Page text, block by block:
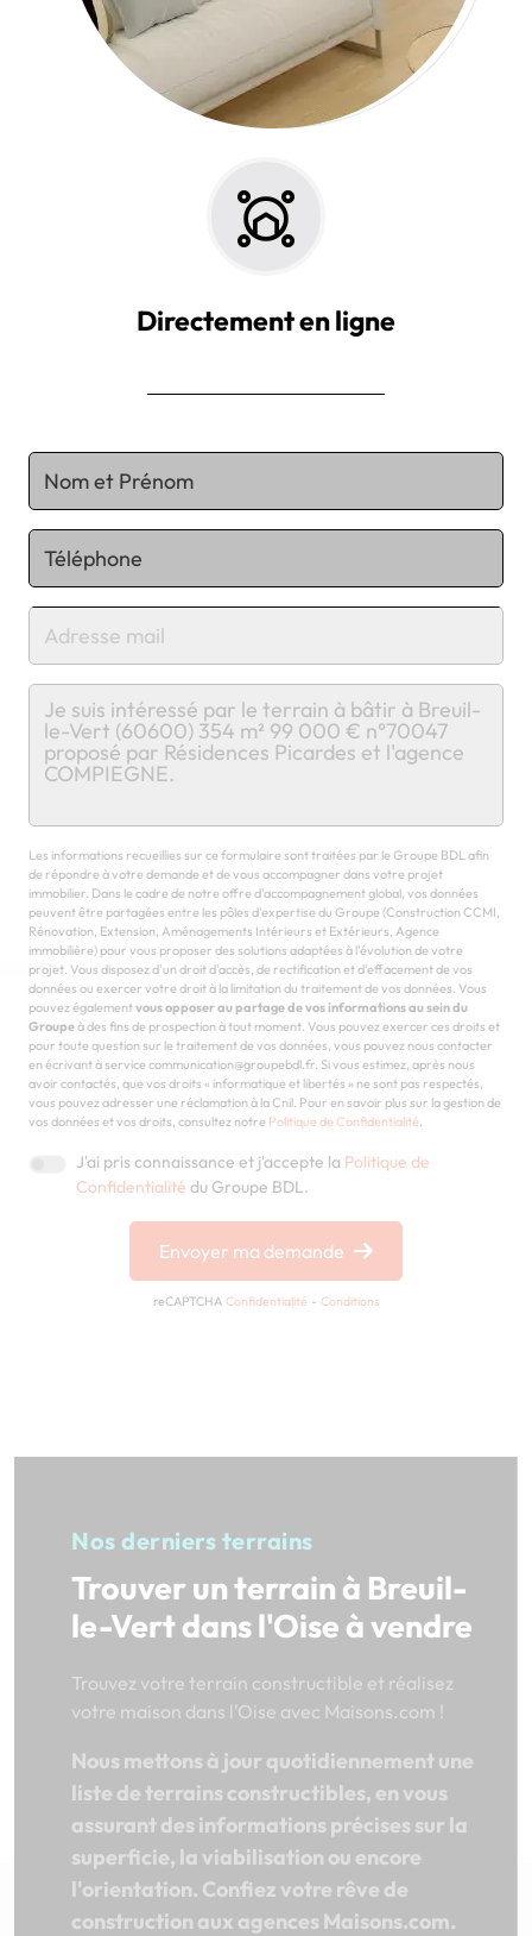
Directement en ligne
Chargement...
Les informations recueillies sur ce formulaire sont traitées par le Groupe BDL afin
de répondre à votre demande et de vous accompagner dans votre projet
immobilier. Dans le cadre de notre offre d'accompagnement global, vos données
peuvent être partagées entre les pôles d'expertise du Groupe (Construction CCMI,
Rénovation, Extension, Aménagements Intérieurs et Extérieurs, Agence
immobilière) pour vous proposer des solutions adaptées à l'évolution de votre
projet. Vous disposez d'un droit d'accès, de rectification et d'effacement de vos
données ou exercer votre droit à la limitation du traitement de vos données. Vous
pouvez égalementvous opposer au partage de vos informations au sein du
Groupeà des fins de prospection à tout moment. Vous pouvez exercer ces droits et
pour toute question sur le traitement de vos données, vous pouvez nous contacter
en écrivant à service communication@groupebdl.fr. Si vous estimez, après nous
avoir contactés, que vos droits « informatique et libertés » ne sont pas respectés,
vous pouvez adresser une réclamation à la Cnil. Pour en savoir plus sur la gestion de
vos données et vos droits, consultez notre Politique de Confidentialité.
J'ai pris connaissance et j'accepte la Politique de
Confidentialité du Groupe BDL.
Envoyer ma demande
reCAPTCHA Confidentialité - Conditions
Nos derniers terrains
Trouver un terrain à Breuil-
le-Vert dans l'Oise à vendre
Trouvez votre terrain constructible et réalisez
votre maison dans l'Oise avec Maisons.com !
Nous mettons à jour quotidiennement une
liste de terrains constructibles, en vous
assurant des informations précises sur la
superficie, la viabilisation ou encore
l'orientation. Confiez votre rêve de
construction aux agences Maisons.com.